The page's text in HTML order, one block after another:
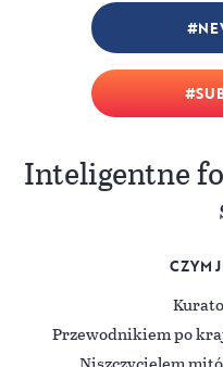
Inteligentne
CZYM
Przewodnikiem po